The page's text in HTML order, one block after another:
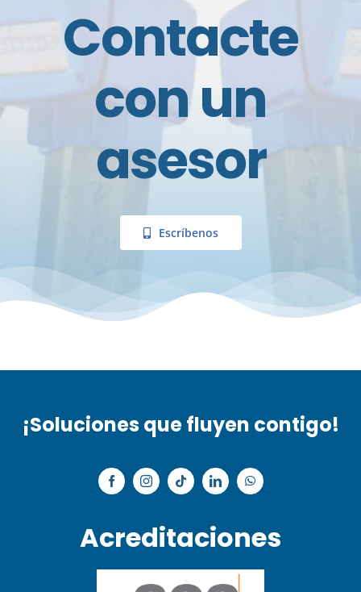
Contacte
con un
asesor
Escríbenos
¡Soluciones que fluyen contigo!
Acreditaciones